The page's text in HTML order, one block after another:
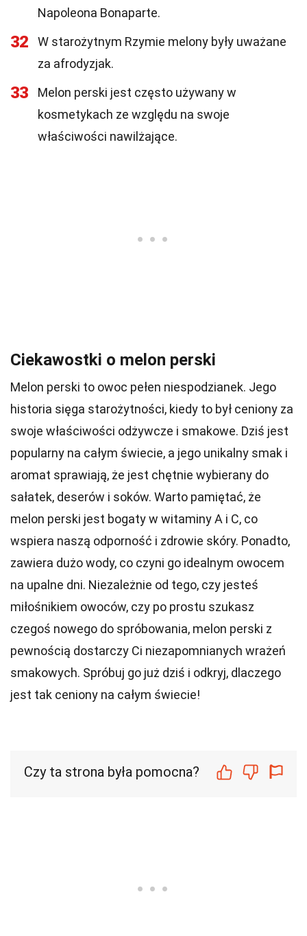
Napoleona Bonaparte.
32
W starożytnym Rzymie melony były uważane
za afrodyzjak.
33
Melon perski jest często używany w
kosmetykach ze względu na swoje
właściwości nawilżające.
Ciekawostki o melon perski
Melon perski to owoc pełen niespodzianek. Jego
historia sięga starożytności, kiedy to był ceniony za
swoje właściwości odżywcze i smakowe. Dziś jest
popularny na całym świecie, a jego unikalny smak i
aromat sprawiają, że jest chętnie wybierany do
sałatek, deserów i soków. Warto pamiętać, że
melon perski jest bogaty w witaminy A i C, co
wspiera naszą odporność i zdrowie skóry. Ponadto,
zawiera dużo wody, co czyni go idealnym owocem
na upalne dni. Niezależnie od tego, czy jesteś
miłośnikiem owoców, czy po prostu szukasz
czegoś nowego do spróbowania, melon perski z
pewnością dostarczy Ci niezapomnianych wrażeń
smakowych. Spróbuj go już dziś i odkryj, dlaczego
jest tak ceniony na całym świecie!
Czy ta strona była pomocna?